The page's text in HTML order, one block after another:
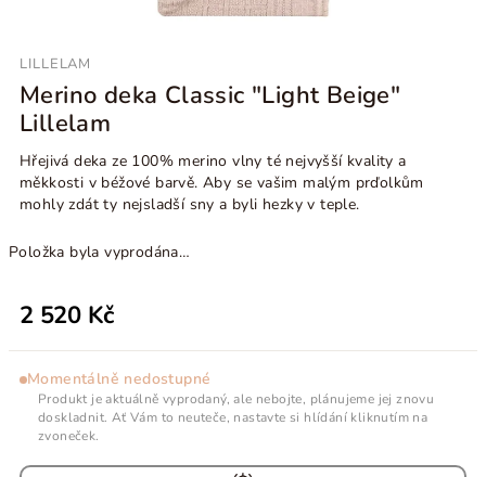
LILLELAM
Merino deka Classic "Light Beige"
Lillelam
Hřejivá deka ze 100% merino vlny té nejvyšší kvality a
měkkosti v béžové barvě. Aby se vašim malým prďolkům
mohly zdát ty nejsladší sny a byli hezky v teple.
Položka byla vyprodána…
2 520 Kč
Momentálně nedostupné
Produkt je aktuálně vyprodaný, ale nebojte, plánujeme jej znovu
doskladnit. Ať Vám to neuteče, nastavte si hlídání kliknutím na
zvoneček.